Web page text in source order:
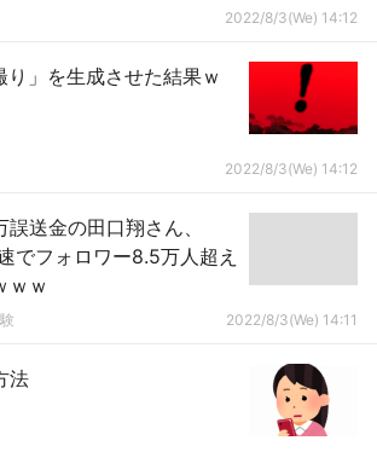
2022/8/3(We) 14:12
」を生成させた結果ｗ
2022/8/3(We) 14:12
誤送金の田口翔さん、
でフォロワー8.5万人超え
ｗｗ
2022/8/3(We) 14:11
法